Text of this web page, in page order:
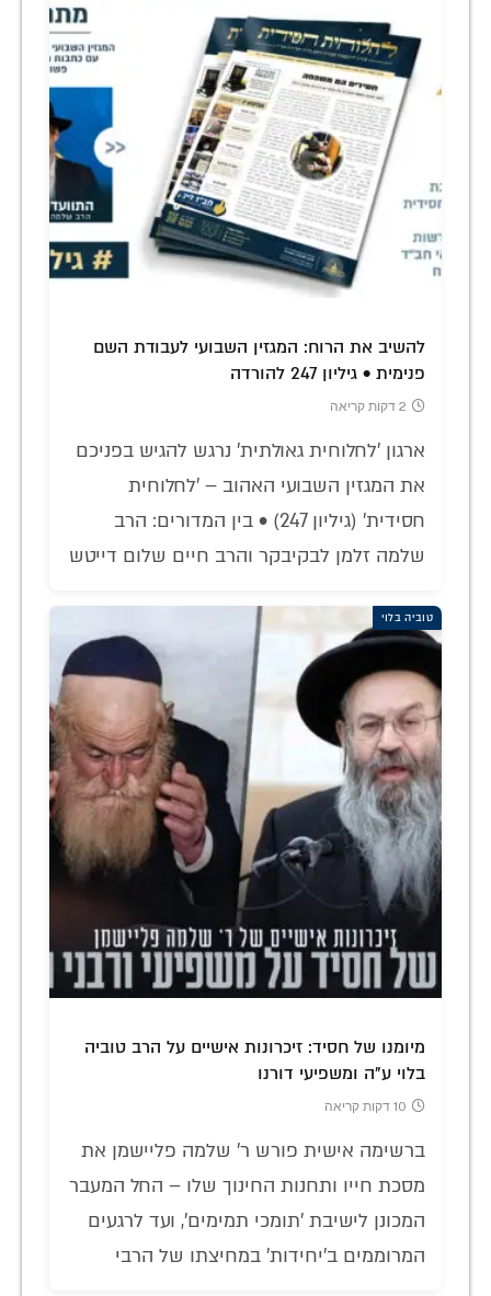
להשיב את הרוח: המגזין השבועי לעבודת השם
פנימית • גיליון 247 להורדה
2 דקות קריאה
ארגון 'לחלוחית גאולתית' נרגש להגיש בפניכם
את המגזין השבועי האהוב – 'לחלוחית
חסידית' (גיליון 247) • בין המדורים: הרב
שלמה זלמן לבקיבקר והרב חיים שלום דייטש
טוביה בלוי
מיומנו של חסיד: זיכרונות אישיים על הרב טוביה
בלוי ע"ה ומשפיעי דורנו
10 דקות קריאה
ברשימה אישית פורש ר' שלמה פליישמן את
מסכת חייו ותחנות החינוך שלו – החל המעבר
המכונן לישיבת 'תומכי תמימים', ועד לרגעים
המרוממים ב'יחידות' במחיצתו של הרבי